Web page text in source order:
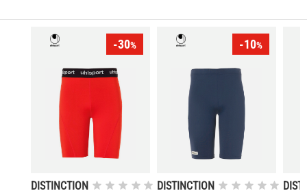
-30%
DISTINCTION
-10%
DISTINCTION